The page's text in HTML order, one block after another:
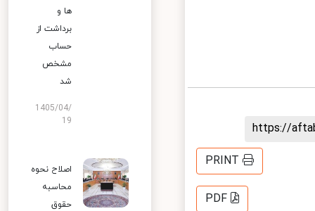
https://
PRINT
PDF
ها و
برداشت از
حساب
مشخص
شد
1405/04/
19
اصلاح نحوه
محاسبه
حقوق